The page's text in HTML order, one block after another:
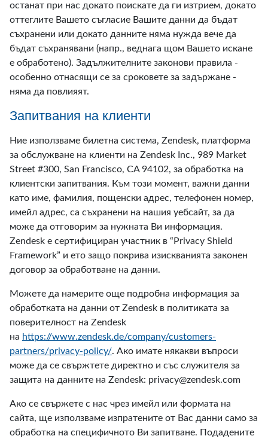
останат при нас докато поискате да ги изтрием, докато
оттеглите Вашето съгласие Вашите данни да бъдат
съхранени или докато данните няма нужда вече да
бъдат съхранявани (напр., веднага щом Вашето искане
е обработено). Задължителните законови правила -
особенно отнасящи се за сроковете за задържане -
няма да повлияят.
Запитвания на клиенти
Ние използваме билетна система, Zendesk, платформа
за обслужване на клиенти на Zendesk Inc., 989 Market
Street #300, San Francisco, CA 94102, за обработка на
клиентски запитвания. Към този момент, важни данни
като име, фамилия, пощенски адрес, телефонен номер,
имейл адрес, са съхранени на нашия уебсайт, за да
може да отговорим за нужната Ви информация.
Zendesk е сертифициран участник в “Privacy Shield
Framework” и ето защо покрива изискванията законен
договор за обработване на данни.
Можете да намерите още подробна информация за
обработката на данни от Zendesk в политиката за
поверителност на Zendesk
на https://www.zendesk.de/company/customers-
partners/privacy-policy/. Ако имате някакви въпроси
може да се свържтете директно и със служителя за
защита на данните на Zendesk: privacy@zendesk.com
Ако се свържете с нас чрез имейл или формата на
сайта, ще използваме изпратените от Вас данни само за
обработка на специфичното Ви запитване. Подадените